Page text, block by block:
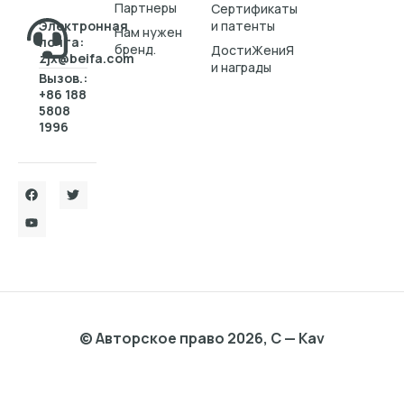
Электронная
почта:
zjx@beifa.com
Вызов.:
+86 188
5808
1996
Партнеры
Нам нужен
бренд.
Cертификаты
и патенты
ДостиЖениЯ
и награды
© Авторское право 2026, C — Kav